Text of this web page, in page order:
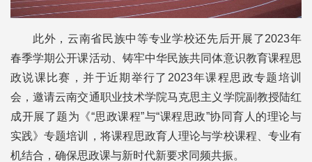
此外，云南省民族中等专业学校还先后开展了2023年
春季学期公开课活动、铸牢中华民族共同体意识教育课程思
政说课比赛，并于近期举行了2023年课程思政专题培训
会，邀请云南交通职业技术学院马克思主义学院副教授陆红
成开展了题为《“思政课程”与“课程思政”协同育人的理论与
实践》专题培训，将课程思政育人理论与学校课程、专业有
机结合，确保思政课与新时代新要求同频共振。